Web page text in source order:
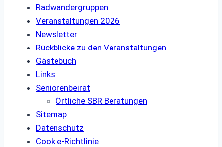
Radwandergruppen
Veranstaltungen 2026
Newsletter
Rückblicke zu den Veranstaltungen
Gästebuch
Links
Seniorenbeirat
Örtliche SBR Beratungen
Sitemap
Datenschutz
Cookie-Richtlinie